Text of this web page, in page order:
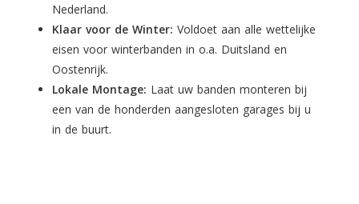
Nederland.
Klaar voor de Winter: Voldoet aan alle wettelijke
eisen voor winterbanden in o.a. Duitsland en
Oostenrijk.
Lokale Montage: Laat uw banden monteren bij
een van de honderden aangesloten garages bij u
in de buurt.